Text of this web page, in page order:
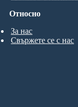
Относно
За нас
Свържете се с нас